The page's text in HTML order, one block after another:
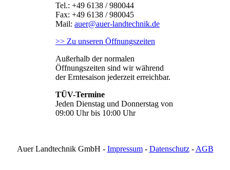
Tel.: +49 6138 / 980044
Fax: +49 6138 / 980045
Mail: auer@auer-landtechnik.de
>> Zu unseren Öffnungszeiten
Außerhalb der normalen
Öffnungszeiten sind wir während
der Erntesaison jederzeit erreichbar.
TÜV-Termine
Jeden Dienstag und Donnerstag von
09:00 Uhr bis 10:00 Uhr
Auer Landtechnik GmbH - Impressum- Datenschutz- AGB